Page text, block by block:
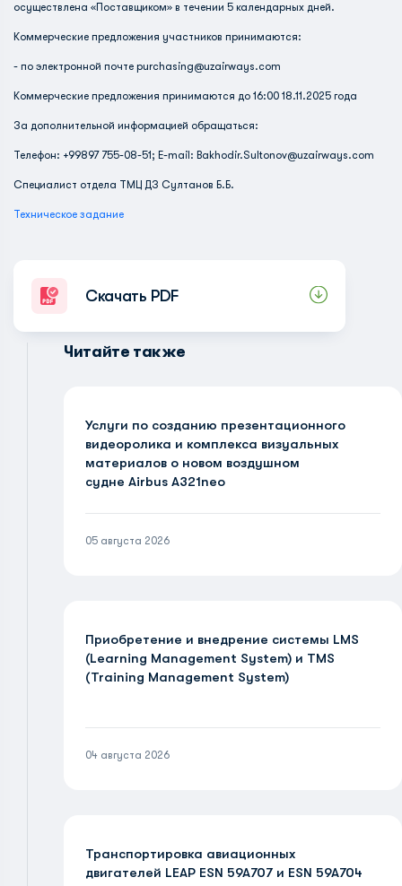
осуществлена «Поставщиком» в течении 5 календарных дней.
Коммерческие предложения участников принимаются:
- по электронной почте purchasing@uzairways.com
Коммерческие предложения принимаются до 16:00 18.11.2025 года
За дополнительной информацией обращаться:
Телефон: +99897 755-08-51; E-mail: Bakhodir.Sultonov@uzairways.com
Специалист отдела ТМЦ ДЗ Султанов Б.Б.
Техническое задание
Скачать PDF
Читайте также
Услуги по созданию презентационного
видеоролика и комплекса визуальных
материалов о новом воздушном
судне Airbus A321neo
05 августа 2026
Приобретение и внедрение системы LMS
(Learning Management System) и TMS
(Training Management System)
04 августа 2026
Транспортировка авиационных
двигателей LEAP ESN 59A707 и ESN 59A704